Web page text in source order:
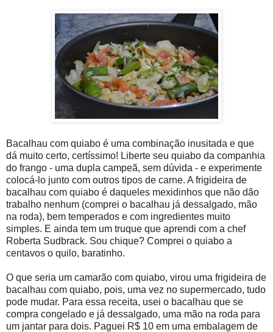
Bacalhau com quiabo é uma combinação inusitada e que
dá muito certo, certíssimo! Liberte seu quiabo da companhia
do frango - uma dupla campeã, sem dúvida - e experimente
colocá-lo junto com outros tipos de carne. A frigideira de
bacalhau com quiabo é daqueles mexidinhos que não dão
trabalho nenhum (comprei o bacalhau já dessalgado, mão
na roda), bem temperados e com ingredientes muito
simples. E ainda tem um truque que aprendi com a chef
Roberta Sudbrack. Sou chique? Comprei o quiabo a
centavos o quilo, baratinho.
O que seria um camarão com quiabo, virou uma frigideira de
bacalhau com quiabo, pois, uma vez no supermercado, tudo
pode mudar. Para essa receita, usei o bacalhau que se
compra congelado e já dessalgado, uma mão na roda para
um jantar para dois. Paguei R$ 10 em uma embalagem de